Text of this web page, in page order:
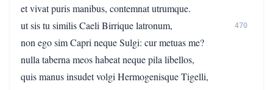
et vivat puris manibus, contemnat utrumque.
ut sis tu similis Caeli Birrique latronum,
470
non ego sim Capri neque Sulgi: cur metuas me?
nulla taberna meos habeat neque pila libellos,
quis manus insudet volgi Hermogenisque Tigelli,